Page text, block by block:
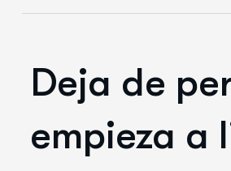
Deja de
empieza a